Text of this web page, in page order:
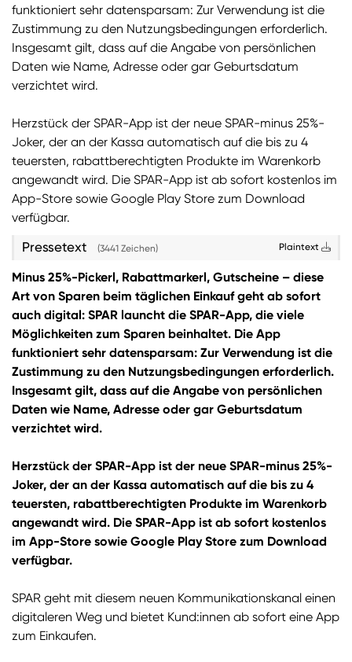
funktioniert sehr datensparsam: Zur Verwendung ist die
Zustimmung zu den Nutzungsbedingungen erforderlich.
Insgesamt gilt, dass auf die Angabe von persönlichen
Daten wie Name, Adresse oder gar Geburtsdatum
verzichtet wird.
Herzstück der SPAR-App ist der neue SPAR-minus 25%-
Joker, der an der Kassa automatisch auf die bis zu 4
teuersten, rabattberechtigten Produkte im Warenkorb
angewandt wird. Die SPAR-App ist ab sofort kostenlos im
App-Store sowie Google Play Store zum Download
verfügbar.
Pressetext (3441 Zeichen) Plaintext
Minus 25%-Pickerl, Rabattmarkerl, Gutscheine – diese
Art von Sparen beim täglichen Einkauf geht ab sofort
auch digital: SPAR launcht die SPAR-App, die viele
Möglichkeiten zum Sparen beinhaltet. Die App
funktioniert sehr datensparsam: Zur Verwendung ist die
Zustimmung zu den Nutzungsbedingungen erforderlich.
Insgesamt gilt, dass auf die Angabe von persönlichen
Daten wie Name, Adresse oder gar Geburtsdatum
verzichtet wird.
Herzstück der SPAR-App ist der neue SPAR-minus 25%-
Joker, der an der Kassa automatisch auf die bis zu 4
teuersten, rabattberechtigten Produkte im Warenkorb
angewandt wird. Die SPAR-App ist ab sofort kostenlos
im App-Store sowie Google Play Store zum Download
verfügbar.
SPAR geht mit diesem neuen Kommunikationskanal einen
digitaleren Weg und bietet Kund:innen ab sofort eine App
zum Einkaufen.